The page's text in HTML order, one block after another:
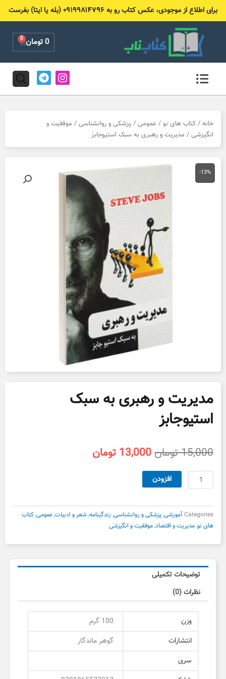
برای اطلاع از موجودی، عکس کتاب رو به ۰۹۱۹۹۸۱۴۷۹۶ (بله یا ایتا) بفرست
0تومان 0
Cart
I
n
s
g
a
T
e
l
m
خانه / کتاب های نو / عمومی / پزشکی و روانشناسی / موفقیت و
انگیزشی / مدیریت و رهبری به سبک استیوجابز
-13%
مدیریت و رهبری به سبک
استیوجابز
15,000تومانقیمت
بود.
13,000 تومان
مدیریت
و
به
سبک
استیوجابز
عدد
افزودن
Categoriesآموزشی,پزشکی و روانشناسی, زندگینامه,شعر و ادبیات,عمومی,کتاب
های نو,مدیریت و اقتصاد,موفقیت و انگیزشی
توضیحات تکمیلی
نظرات (0)
وزن
100 گرم
انتشارات
گوهر ماندگار
سری